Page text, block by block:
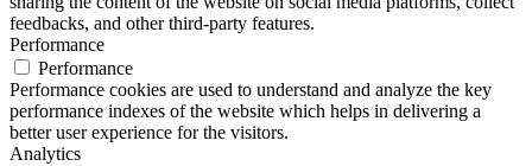
feedbacks, and other third-party features.
Performance
Performance
Performance cookies are used to understand and analyze the key
performance indexes of the website which helps in delivering a
better user experience for the visitors.
Analytics